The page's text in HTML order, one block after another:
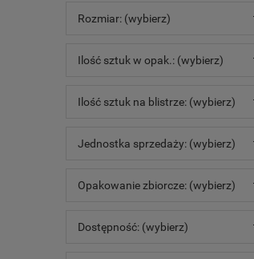
Rozmiar: (wybierz)
Ilość sztuk w opak.: (wybierz)
Ilość sztuk na blistrze: (wybierz)
Jednostka sprzedaży: (wybierz)
Opakowanie zbiorcze: (wybierz)
Dostępność: (wybierz)